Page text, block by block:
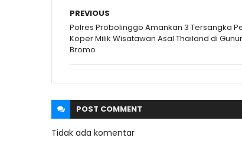
PREVIOUS
Polres Probolinggo Amankan 3 Tersangka
Koper Milik Wisatawan Asal Thailand di
Bromo
POST COMMENT
Tidak ada komentar